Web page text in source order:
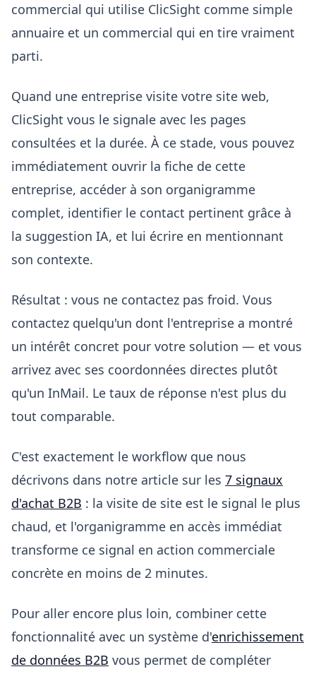
commercial qui utilise ClicSight comme simple
annuaire et un commercial qui en tire vraiment
parti.
Quand une entreprise visite votre site web,
ClicSight vous le signale avec les pages
consultées et la durée. À ce stade, vous pouvez
immédiatement ouvrir la fiche de cette
entreprise, accéder à son organigramme
complet, identifier le contact pertinent grâce à
la suggestion IA, et lui écrire en mentionnant
son contexte.
Résultat : vous ne contactez pas froid. Vous
contactez quelqu'un dont l'entreprise a montré
un intérêt concret pour votre solution — et vous
arrivez avec ses coordonnées directes plutôt
qu'un InMail. Le taux de réponse n'est plus du
tout comparable.
C'est exactement le workflow que nous
décrivons dans notre article sur les 7 signaux
d'achat B2B : la visite de site est le signal le plus
chaud, et l'organigramme en accès immédiat
transforme ce signal en action commerciale
concrète en moins de 2 minutes.
Pour aller encore plus loin, combiner cette
fonctionnalité avec un système d'enrichissement
de données B2B vous permet de compléter